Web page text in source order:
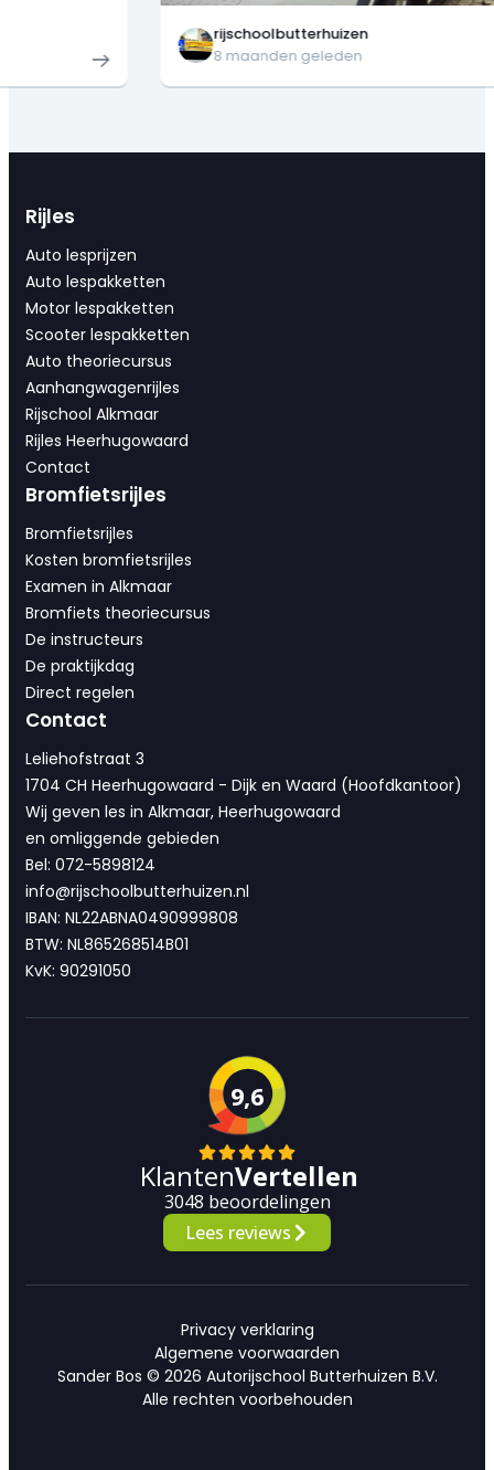
rijschoolbutterhuizen
8 maanden geleden
Rijles
Auto lesprijzen
Auto lespakketten
Motor lespakketten
Scooter lespakketten
Auto theoriecursus
Aanhangwagenrijles
Rijschool Alkmaar
Rijles Heerhugowaard
Contact
Bromfietsrijles
Bromfietsrijles
Kosten bromfietsrijles
Examen in Alkmaar
Bromfiets theoriecursus
De instructeurs
De praktijkdag
Direct regelen
Contact
Leliehofstraat 3
1704 CH Heerhugowaard - Dijk en Waard (Hoofdkantoor)
Wij geven les in Alkmaar, Heerhugowaard
en omliggende gebieden
Bel: 072-5898124
info@rijschoolbutterhuizen.nl
IBAN: NL22ABNA0490999808
BTW: NL865268514B01
KvK: 90291050
9,6
KlantenVertellen
3048 beoordelingen
Lees reviews
Privacy verklaring
Algemene voorwaarden
Sander Bos © 2026 Autorijschool Butterhuizen B.V.
Alle rechten voorbehouden